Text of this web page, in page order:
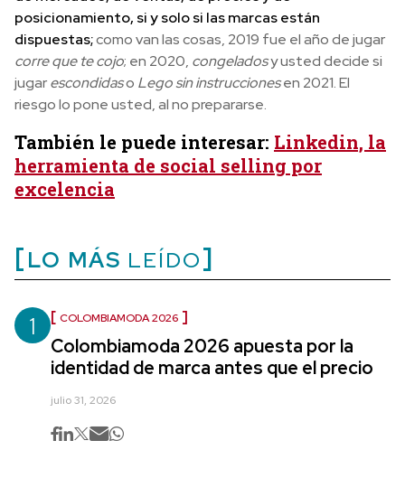
posicionamiento, si y solosi las marcas están
dispuestas;como van las cosas, 2019 fue el año de jugar
corre que te cojo; en 2020, congeladosy usted decide si
jugarescondidaso Lego sin instruccionesen 2021. El
riesgo lo pone usted, al no prepararse.
También le puede interesar: Linkedin, la
herramienta de social selling por
excelencia
LO MÁS LEÍDO
1 COLOMBIAMODA 2026
Colombiamoda 2026 apuesta por la
identidad de marca antes que el precio
julio 31, 2026